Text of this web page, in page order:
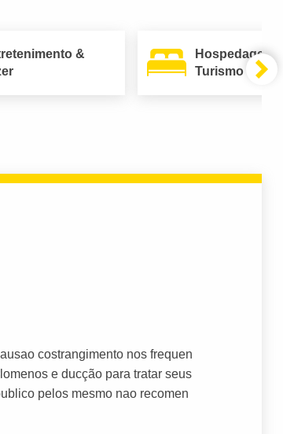
&
Hospedagem &
Turismo
costrangimento nos frequen
e ducção para tratar seus
pelos mesmo nao recomen